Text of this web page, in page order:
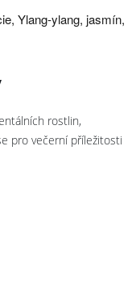
Ylang-ylang, jasmín,
rostlin,
pro večerní příležitosti